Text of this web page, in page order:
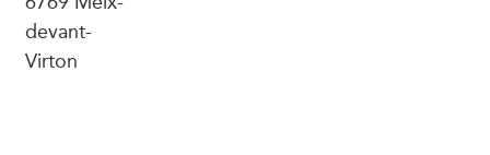
devant-
Virton